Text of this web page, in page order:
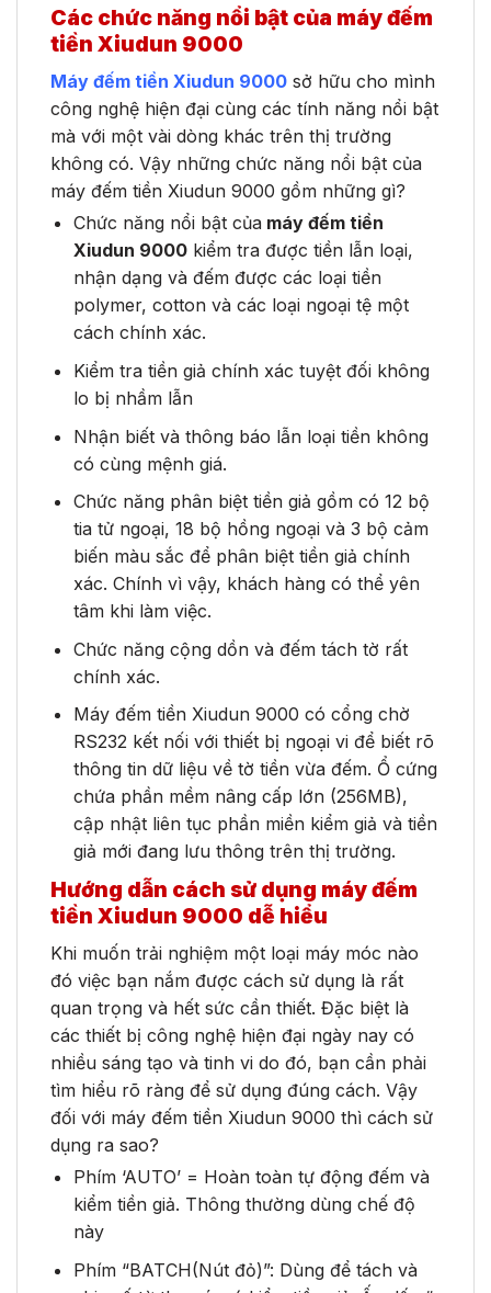
Các chức năng nổi bật của máy đếm
tiền Xiudun 9000
Máy đếm tiền Xiudun 9000 sở hữu cho mình
công nghệ hiện đại cùng các tính năng nổi bật
mà với một vài dòng khác trên thị trường
không có. Vậy những chức năng nổi bật của
máy đếm tiền Xiudun 9000 gồm những gì?
Chức năng nổi bật củamáy đếm tiền
Xiudun 9000kiểm tra được tiền lẫn loại,
nhận dạng và đếm được các loại tiền
polymer, cotton và các loại ngoại tệ một
cách chính xác.
Kiểm tra tiền giả chính xác tuyệt đối không
lo bị nhầm lẫn
Nhận biết và thông báo lẫn loại tiền không
có cùng mệnh giá.
Chức năng phân biệt tiền giả gồm có 12 bộ
tia tử ngoại, 18 bộ hồng ngoại và 3 bộ cảm
biến màu sắc để phân biệt tiền giả chính
xác. Chính vì vậy, khách hàng có thể yên
tâm khi làm việc.
Chức năng cộng dồn và đếm tách tờ rất
chính xác.
Máy đếm tiền Xiudun 9000 có cổng chờ
RS232 kết nối với thiết bị ngoại vi để biết rõ
thông tin dữ liệu về tờ tiền vừa đếm. Ổ cứng
chứa phần mềm nâng cấp lớn (256MB),
cập nhật liên tục phần miền kiểm giả và tiền
giả mới đang lưu thông trên thị trường.
Hướng dẫn cách sử dụng máy đếm
tiền Xiudun 9000 dễ hiểu
Khi muốn trải nghiệm một loại máy móc nào
đó việc bạn nắm được cách sử dụng là rất
quan trọng và hết sức cần thiết. Đặc biệt là
các thiết bị công nghệ hiện đại ngày nay có
nhiều sáng tạo và tinh vi do đó, bạn cần phải
tìm hiểu rõ ràng để sử dụng đúng cách. Vậy
đối với máy đếm tiền Xiudun 9000 thì cách sử
dụng ra sao?
Phím ‘AUTO’ = Hoàn toàn tự động đếm và
kiểm tiền giả. Thông thường dùng chế độ
này
Phím “BATCH(Nút đỏ)”: Dùng để tách và